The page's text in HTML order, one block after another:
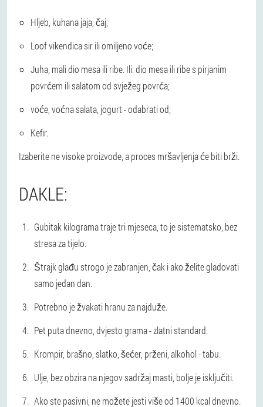
Hljeb, kuhana jaja, čaj;
Loof vikendica sir ili omiljeno voće;
Juha, mali dio mesa ili ribe. Ili: dio mesa ili ribe s pirjanim
povrćem ili salatom od svježeg povrća;
voće, voćna salata, jogurt - odabrati od;
Kefir.
Izaberite ne visoke proizvode, a proces mršavljenja će biti brži.
DAKLE:
Gubitak kilograma traje tri mjeseca, to je sistematsko, bez
stresa za tijelo.
Štrajk glađu strogo je zabranjen, čak i ako želite gladovati
samo jedan dan.
Potrebno je žvakati hranu za najduže.
Pet puta dnevno, dvjesto grama - zlatni standard.
Krompir, brašno, slatko, šećer, prženi, alkohol - tabu.
Ulje, bez obzira na njegov sadržaj masti, bolje je isključiti.
Ako ste pasivni, ne možete jesti više od 1400 kcal dnevno.